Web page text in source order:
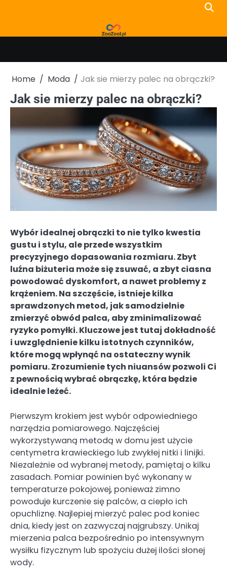
Home Moda Jak sie mierzy palec na obrączki?
Jak sie mierzy palec na obrączki?
Wybór idealnej obrączki to nie tylko kwestia
gustu i stylu, ale przede wszystkim
precyzyjnego dopasowania rozmiaru. Zbyt
luźna biżuteria może się zsuwać, a zbyt ciasna
powodować dyskomfort, a nawet problemy z
krążeniem. Na szczęście, istnieje kilka
sprawdzonych metod, jak samodzielnie
zmierzyć obwód palca, aby zminimalizować
ryzyko pomyłki. Kluczowe jest tutaj dokładność
i uwzględnienie kilku istotnych czynników,
które mogą wpłynąć na ostateczny wynik
pomiaru. Zrozumienie tych niuansów pozwoli Ci
z pewnością wybrać obrączkę, która będzie
idealnie leżeć.
Pierwszym krokiem jest wybór odpowiedniego
narzędzia pomiarowego. Najczęściej
wykorzystywaną metodą w domu jest użycie
centymetra krawieckiego lub zwykłej nitki i linijki.
Niezależnie od wybranej metody, pamiętaj o kilku
zasadach. Pomiar powinien być wykonany w
temperaturze pokojowej, ponieważ zimno
powoduje kurczenie się palców, a ciepło ich
opuchliznę. Najlepiej mierzyć palec pod koniec
dnia, kiedy jest on zazwyczaj najgrubszy. Unikaj
mierzenia palca bezpośrednio po intensywnym
wysiłku fizycznym lub spożyciu dużej ilości słonej
wody.